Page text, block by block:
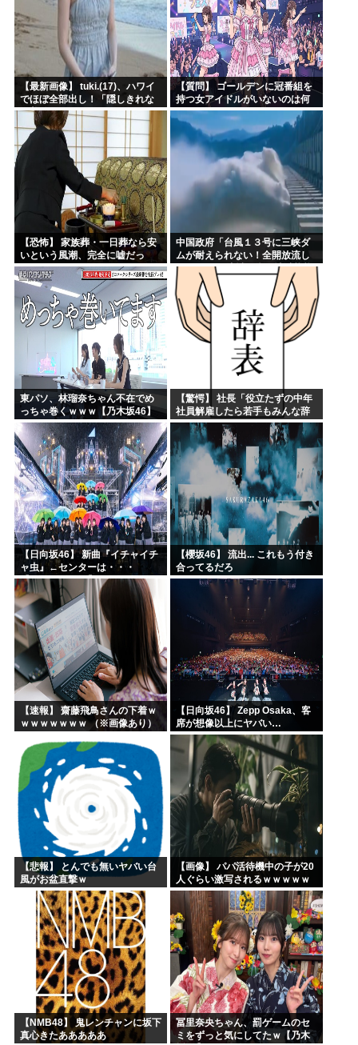
【最新画像】 tuki.(17)、ハワイ
でほぼ全部出し！「隠しきれな
い美貌」とSNSざわつく
【質問】 ゴールデンに冠番組を
持つ女アイドルがいないのは何
故なのか？
【恐怖】 家族葬・一日葬なら安
いという風潮、完全に嘘だっ
た・・・・
中国政府「台風１３号に三峡ダ
ムが耐えられない！全開放流し
ろ！」⇒ 下流域の街が壊滅状態
ｗｗｗｗｗ
東パソ、林瑠奈ちゃん不在でめ
っちゃ巻くｗｗｗ【乃木坂46】
【驚愕】 社長「役立たずの中年
社員解雇したら若手もみんな辞
めてしまった…」
【日向坂46】 新曲『イチャイチ
ャ虫』←センターは・・・
【18thシングル】
【櫻坂46】 流出... これもう付き
合ってるだろ
【速報】 齋藤飛鳥さんの下着ｗ
ｗｗｗｗｗｗｗ （※画像あり）
【日向坂46】 Zepp Osaka、客
席が想像以上にヤバい…
【悲報】 とんでも無いヤバい台
風がお盆直撃ｗ
【画像】 パパ活待機中の子が20
人ぐらい激写されるｗｗｗｗｗ
ｗｗｗｗｗｗ
【NMB48】 鬼レンチャンに坂下
真心きたあああああ
冨里奈央ちゃん、罰ゲームのセ
ミをずっと気にしてたｗ【乃木